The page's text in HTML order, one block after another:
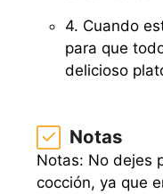
4. Cuando
para que
delicioso
Notas
Notas: No dejes
cocción, ya que